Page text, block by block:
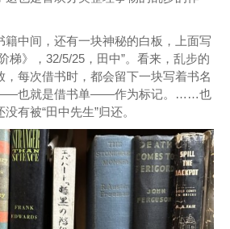
籍中间，还有一块神秘的白板，上面写
梯》，32/5/25，田中”。看来，乱步的
，每次借书时，都会留下一块写着书名
——也就是借书单——作为标记。……也
有被“田中先生”归还。